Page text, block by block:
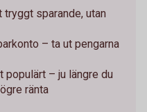
sparande, utan
– ta ut pengarna
populärt – ju längre du
ränta